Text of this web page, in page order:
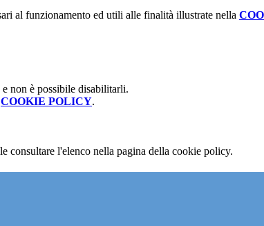
al funzionamento ed utili alle finalità illustrate nella
non è possibile disabilitarli.
COOKIE POLICY.
consultare l'elenco nella pagina della cookie policy.